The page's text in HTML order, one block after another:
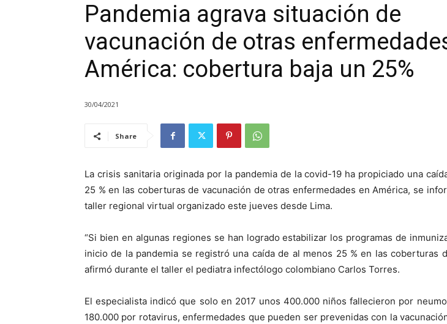
Pandemia agrava situación de
vacunación de otras
América: cobertura baja un 25%
30/04/2021
Share
La crisis sanitaria originada por la pandemia de la covid-19 ha propiciado una
25 % en las coberturas de vacunación de otras enfermedades en América, se
taller regional virtual organizado este jueves desde Lima.
“Si bien en algunas regiones se han logrado estabilizar los programas de
inicio de la pandemia se registró una caída de al menos 25 % en las coberturas
afirmó durante el taller el pediatra infectólogo colombiano Carlos Torres.
El especialista indicó que solo en 2017 unos 400.000 niños fallecieron por
180.000 por rotavirus, enfermedades que pueden ser prevenidas con la